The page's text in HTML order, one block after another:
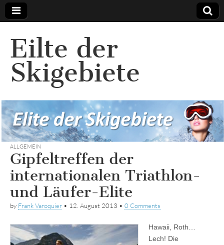
Eilte der
Skigebiete
ALLGEMEIN
Gipfeltreffen der
internationalen Triathlon-
und Läufer-Elite
by Frank Varoquier • 12. August 2013 • 0 Comments
Hawaii, Roth…
Lech! Die